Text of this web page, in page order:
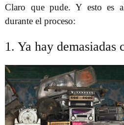
Claro que pude. Y esto es
durante el proceso:
1. Ya hay demasiadas